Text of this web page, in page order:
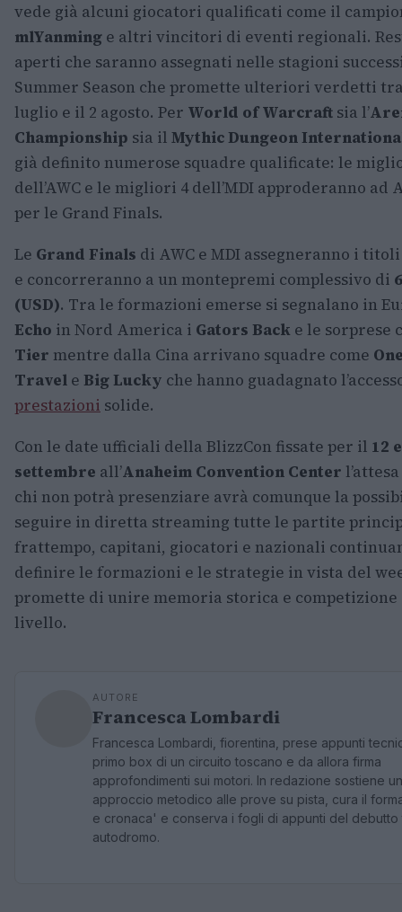
vede già alcuni giocatori qualificati come il
mlYanming e altri vincitori di eventi regionali.
aperti che saranno assegnati nelle stagioni
Summer Season che promette ulteriori verdetti
luglio e il 2 agosto. Per World of Warcraft sia l’
Championship sia il Mythic Dungeon
già definito numerose squadre qualificate: le
dell’AWC e le migliori 4 dell’MDI approderanno ad
per le Grand Finals.
Le Grand Finals di AWC e MDI assegneranno i
e concorreranno a un montepremi complessivo di
(USD). Tra le formazioni emerse si segnalano in
Echo in Nord America i Gators Back e le sorprese
Tier mentre dalla Cina arrivano squadre come
Travel e Big Lucky che hanno guadagnato
prestazioni solide.
Con le date ufficiali della BlizzCon fissate per il 12
settembre all’Anaheim Convention Center
chi non potrà presenziare avrà comunque la
seguire in diretta streaming tutte le partite
frattempo, capitani, giocatori e nazionali
definire le formazioni e le strategie in vista del
promette di unire memoria storica e
livello.
AUTORE
Francesca Lombardi
Francesca Lombardi, fiorentina, prese appunti
primo box di un circuito toscano e da allora firma
approfondimenti sui motori. In redazione sostiene un
approccio metodico alle prove su pista, cura il
e cronaca' e conserva i fogli di appunti del debutto
autodromo.